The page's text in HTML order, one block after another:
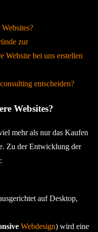
zur
Website bei uns erstellen
entscheiden?
Websites?
mehr als nur das Kaufen
Zu der Entwicklung der
auf Desktop,
Webdesign) wird eine